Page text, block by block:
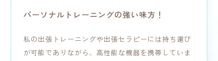
パーソナルトレーニングの強い味方！
私の出張トレーニングや出張セラピーには持ち運び
が可能でありながら、高性能な機器を携帯していま